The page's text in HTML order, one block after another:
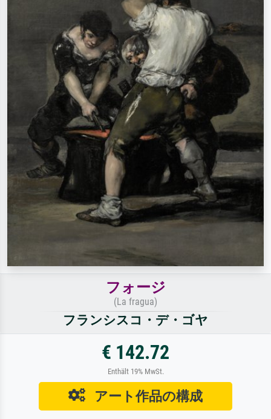
フォージ
(La fragua)
フランシスコ・デ・ゴヤ
€ 142.72
Enthält 19% MwSt.
アート作品の構成